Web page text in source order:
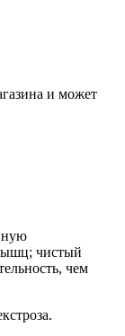
и может
чистый
чем